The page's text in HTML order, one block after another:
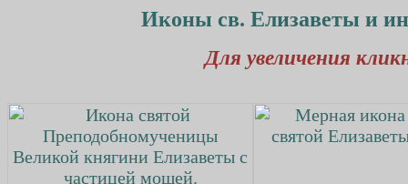
Иконы св. Елизаветы и
Для увеличения